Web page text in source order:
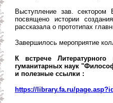
Выступление зав. сектором
посвящено истории
рассказала о прототипах
Завершилось мероприятие
К встрече
гуманитарных наук
и полезные ссылки :
https://library.fa.ru/